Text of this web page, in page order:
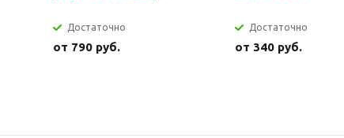
Достаточно
от 790 руб.
Достаточно
от 340 руб.